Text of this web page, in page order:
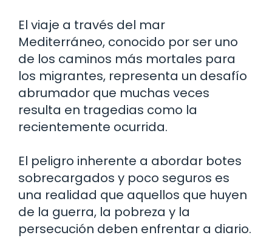
El viaje a través del mar
Mediterráneo, conocido por ser uno
de los caminos más mortales para
los migrantes, representa un desafío
abrumador que muchas veces
resulta en tragedias como la
recientemente ocurrida.
El peligro inherente a abordar botes
sobrecargados y poco seguros es
una realidad que aquellos que huyen
de la guerra, la pobreza y la
persecución deben enfrentar a diario.